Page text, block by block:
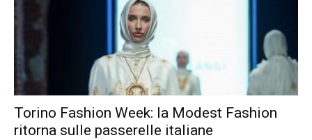
Torino Fashion Week: la Modest Fashion
ritorna sulle passerelle italiane